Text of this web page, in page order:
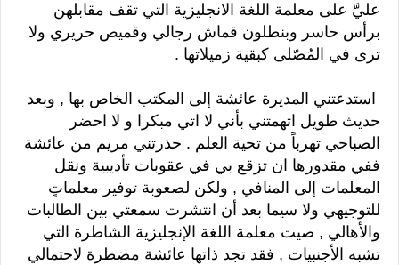
عليَّ على معلمة اللغة الانجليزية التي تقف مقابلهن
برأس حاسر وبنطلون قماش رجالي وقميص حريري ولا
ترى في المُصّلى كبقية زميلاتها .
استدعتني المديرة عائشة إلى المكتب الخاص بها , وبعد
حديث طويل اتهمتني بأني لا اتي مبكرا و لا احضر
الصباحي تهرباً من تحية العلم . حذرتني مريم من عائشة
ففي مقدورها ان تزقع بي في عقوبات تأديبية ونقل
المعلمات إلى المنافي , ولكن لصعوبة توفير معلماتٍ
للتوجيهي ولا سيما بعد أن انتشرت سمعتي بين الطالبات
والأهالي , صيت معلمة اللغة الإنجليزية الشاطرة التي
تشبه الأجنبيات , فقد تجد ذاتها عائشة مضطرة لاحتمالي